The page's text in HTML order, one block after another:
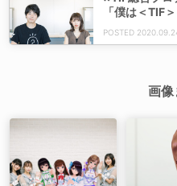
「僕は＜TIF
てずっと考
画像